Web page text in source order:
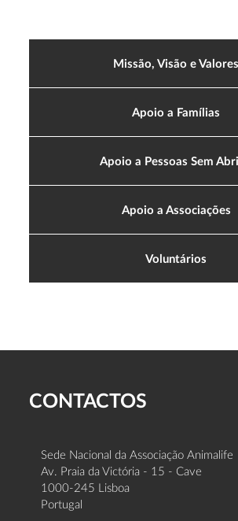
Missão, Visão e Valores
Apoio a Famílias
Apoio a Pessoas Sem
Apoio a Associações
Voluntários
CONTACTOS
Sede Nacional da Associação Animalife
Av. Praia da Victória - 15 - Cave
1000-245 Lisboa
Portugal